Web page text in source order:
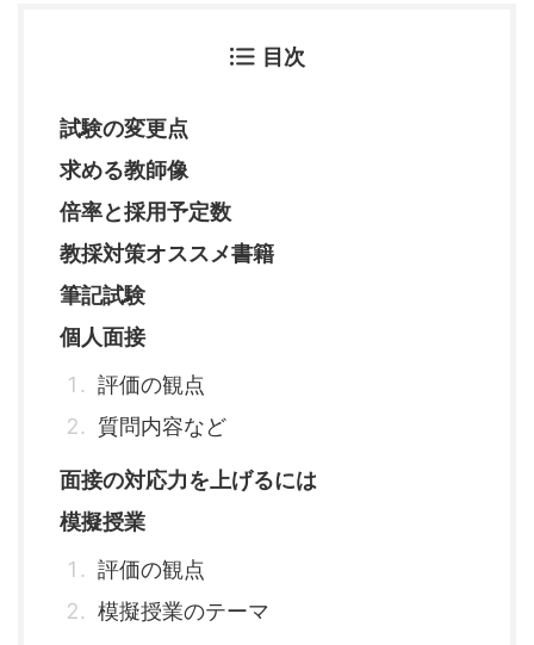
目次
試験の変更点
求める教師像
倍率と採用予定数
教採対策オススメ書籍
筆記試験
個人面接
評価の観点
質問内容など
面接の対応力を上げるには
模擬授業
評価の観点
模擬授業のテーマ